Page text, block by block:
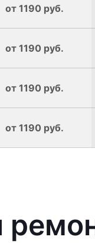
от 1190 руб.
от 1190 руб.
от 1190 руб.
от 1190 руб.